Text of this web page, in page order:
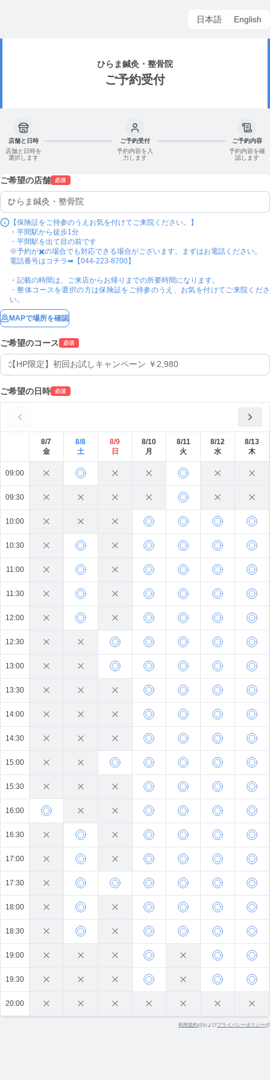
日本語 English
ひらま鍼灸・整骨院
ご予約受付
店舗と日時
店舗と日時を
選択します
ご予約受付
予約内容を入
力します
ご予約内容
予約内容を確
認します
ご希望の店舗 必須
【保険証をご持参のうえお気を付けてご来院ください。】
・平間駅から徒歩1分
・平間駅を出て目の前です
※予約が✖️の場合でも対応できる場合がございます。まずはお電話ください。
電話番号はコチラ➡︎【044-223-8700】
・記載の時間は、ご来店からお帰りまでの所要時間になります。
・整体コースを選択の方は保険証をご持参のうえ、お気を付けてご来院くださ
い。
MAPで場所を確認
ご希望のコース 必須
ご希望の日時 必須
8/7
金
8/8
土
8/9
日
8/10
月
8/11
火
8/12
水
8/13
木
09:00
09:30
10:00
10:30
11:00
11:30
12:00
12:30
13:00
13:30
14:00
14:30
15:00
15:30
16:00
16:30
17:00
17:30
18:00
18:30
19:00
19:30
20:00
利用規約 およびプライバシーポリシー